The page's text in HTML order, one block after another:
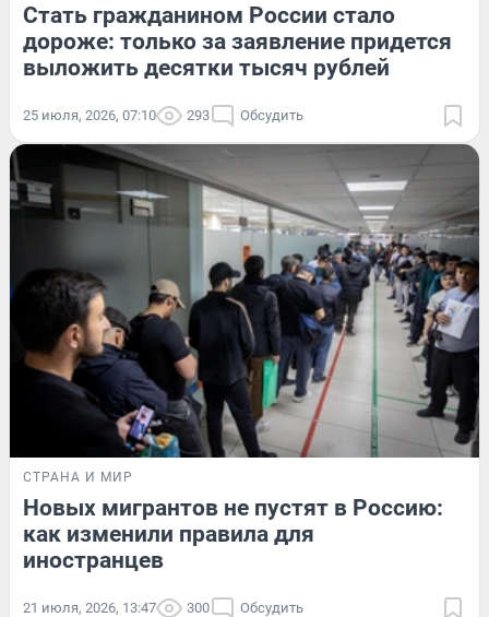
Стать гражданином России стало
дороже: только за заявление придется
выложить десятки тысяч рублей
25 июля, 2026, 07:10 293 Обсудить
СТРАНА И МИР
Новых мигрантов не пустят в Россию:
как изменили правила для
иностранцев
21 июля, 2026, 13:47 300 Обсудить